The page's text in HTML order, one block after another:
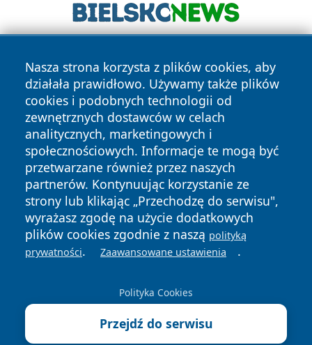
Nasza strona korzysta z plików cookies, aby
działała prawidłowo. Używamy także plików
cookies i podobnych technologii od
zewnętrznych dostawców w celach
analitycznych, marketingowych i
społecznościowych. Informacje te mogą być
przetwarzane również przez naszych
partnerów. Kontynuując korzystanie ze
strony lub klikając „Przechodzę do serwisu",
wyrażasz zgodę na użycie dodatkowych
plików cookies zgodnie z naszą polityką
prywatności. Zaawansowane ustawienia .
Polityka Cookies
Przejdź do serwisu
Copyright © 2026 szczecin4u.pl Wszystkie prawa zastrzeżone.
News Autorzy
Polityka
Prywatności
Polityka
Cookies